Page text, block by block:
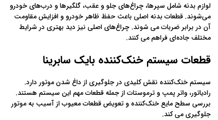
لوازم بدنه شامل سپرها، چراغ‌های جلو و عقب، گلگیرها و درب‌های خودرو
می‌شوند. قطعات بدنه اصلی باعث حفظ ظاهر خودرو و افزایش مقاومت
آن در برابر ضربات می‌ شوند. چراغ‌های اصلی نیز دید بهتری در شرایط
مختلف جاده‌ای فراهم می‌ کنند.
قطعات سیستم خنک‌کننده بایک سابرینا
سیستم خنک‌کننده نقش کلیدی در جلوگیری از داغ شدن موتور دارد.
رادیاتور، واتر پمپ و ترموستات از جمله قطعات مهم این سیستم هستند.
بررسی سطح مایع خنک‌کننده و تعویض قطعات معیوب از آسیب به موتور
جلوگیری می‌ کند.